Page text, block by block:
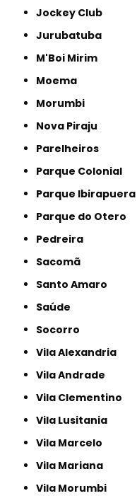
Jockey Club
Jurubatuba
M'Boi Mirim
Moema
Morumbi
Nova Piraju
Parelheiros
Parque Colonial
Parque Ibirapuera
Parque do Otero
Pedreira
Sacomã
Santo Amaro
Saúde
Socorro
Vila Alexandria
Vila Andrade
Vila Clementino
Vila Lusitania
Vila Marcelo
Vila Mariana
Vila Morumbi